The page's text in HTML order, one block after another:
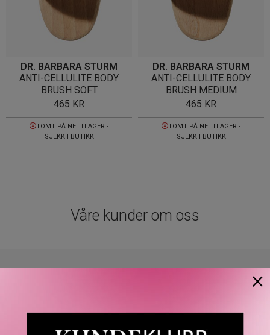
DR. BARBARA STURM
ANTI-CELLULITE BODY
BRUSH SOFT
465 KR
TOMT PÅ NETTLAGER -
SJEKK I BUTIKK
DR. BARBARA STURM
ANTI-CELLULITE BODY
BRUSH MEDIUM
465 KR
TOMT PÅ NETTLAGER -
SJEKK I BUTIKK
Våre kunder om oss
×